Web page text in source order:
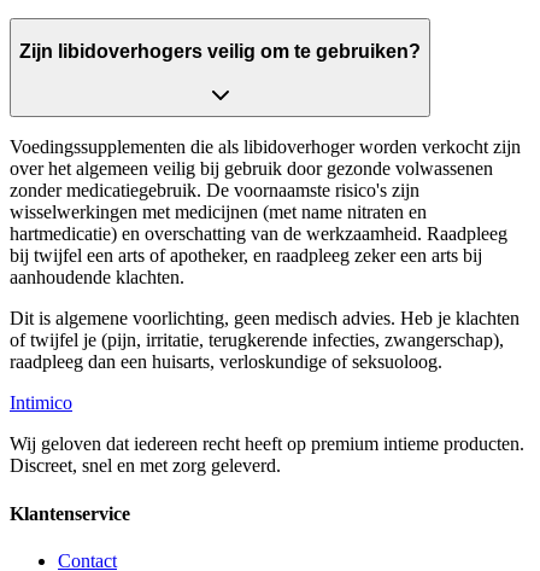
Zijn libidoverhogers veilig om te gebruiken?
Voedingssupplementen die als libidoverhoger worden verkocht zijn
over het algemeen veilig bij gebruik door gezonde volwassenen
zonder medicatiegebruik. De voornaamste risico's zijn
wisselwerkingen met medicijnen (met name nitraten en
hartmedicatie) en overschatting van de werkzaamheid. Raadpleeg
bij twijfel een arts of apotheker, en raadpleeg zeker een arts bij
aanhoudende klachten.
Dit is algemene voorlichting, geen medisch advies. Heb je klachten
of twijfel je (pijn, irritatie, terugkerende infecties, zwangerschap),
raadpleeg dan een huisarts, verloskundige of seksuoloog.
Intimico
Wij geloven dat iedereen recht heeft op premium intieme producten.
Discreet, snel en met zorg geleverd.
Klantenservice
Contact